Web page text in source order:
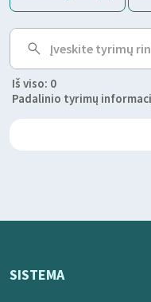
Iš viso: 0
Padalinio tyrimų
SISTEMA